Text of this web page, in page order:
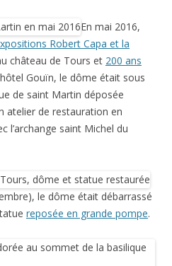
En mai 2016,
Robert Capa et la
château de Tours et 200 ans
Gouïn, le dôme était sous
de saint Martin déposée
atelier de restauration en
l’archange saint Michel du
le dôme était débarrassé
reposée en grande pompe.